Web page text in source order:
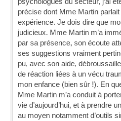
précise dont Mme Martin
expérience. Je dois dire que
judicieux. Mme Martin m’a
par sa présence, son écoute
ses suggestions vraiment
pu, avec son aide,
de réaction liées à un vécu
mon enfance (bien sûr !). En
Mme Martin m’a conduit à
vie d’aujourd’hui, et à prendre
au moyen notamment d’outils